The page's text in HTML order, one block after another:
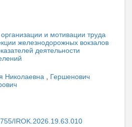
и мотивации труда
железнодорожных вокзалов
деятельности
Николаевна
Гершенович
IROK.2026.19.63.010